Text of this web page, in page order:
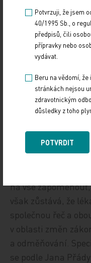
Řešíte toho
protože stejně
i ministři jsou
empaticky Přáda.
zapomíná, že je
by „kopat“ za to,
takové podmínky,
a dělali práci ve
podmínkách.
dohodnout se a
na vše
však zůstává, že
společnou řeč a
v oblasti změn
a odměňování.
se podle Jana
Potvrzuji, že jsem
40/1995 Sb., o
předpisů, čili
přípravky nebo
vydávat.
Beru na vědomí,
stránkách nejsou
zdravotnickým
důsledky z toho
POTVRDIT